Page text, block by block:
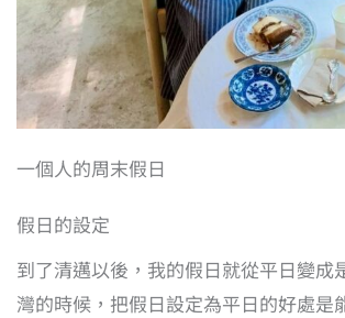
一個人的周末假日
假日的設定
到了清邁以後，我的假日就從平日變成
灣的時候，把假日設定為平日的好處是